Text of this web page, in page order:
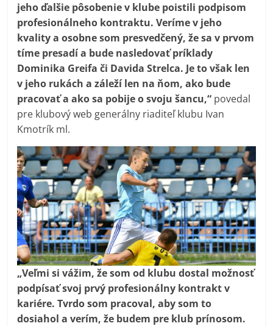
jeho ďalšie pôsobenie v klube poistili podpisom
profesionálneho kontraktu. Veríme v jeho
kvality a osobne som presvedčený, že sa v prvom
tíme presadí a bude nasledovať príklady
Dominika Greifa či Davida Strelca. Je to však len
v jeho rukách a záleží len na ňom, ako bude
pracovať a ako sa pobije o svoju šancu,“ povedal
pre klubový web generálny riaditeľ klubu Ivan
Kmotrík ml.
„Veľmi si vážim, že som od klubu dostal možnosť
podpísať svoj prvý profesionálny kontrakt v
kariére. Tvrdo som pracoval, aby som to
dosiahol a verím, že budem pre klub prínosom.